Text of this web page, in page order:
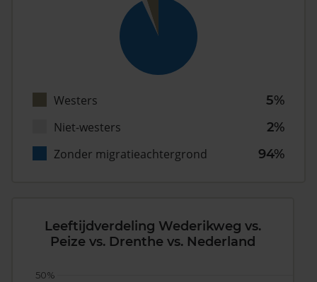
Westers
5%
Niet-westers
2%
Zonder migratieachtergrond
94%
Leeftijdverdeling Wederikweg vs.
Peize vs. Drenthe vs. Nederland
50%